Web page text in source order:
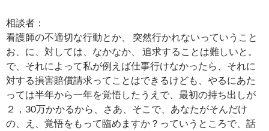
相談者：
看護師の不適切な行動とか、 突然行かれないっていうこと
お、に、対しては、なかなか、 追求することは難しいと。
で、それによって私が例えば仕事行けなかったら、それに
対する損害賠償請求ってことはできるけども、やるにあた
っては半年から一年を覚悟したうえで、最初の持ち出しが
２，30万かかるから、さあ、そこで、あなたがそんだけ
の、え、覚悟をもって臨めますか？っていうところで、話